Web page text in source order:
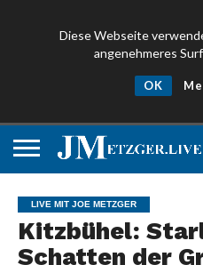
Diese Webseite
angenehmeres
OK
LIVE MIT JOE METZGER
Kitzbühel:
Schatten der